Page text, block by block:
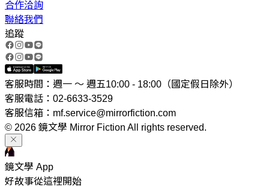
合作洽詢
聯絡我們
追蹤
客服時間：週一 ～ 週五10:00 - 18:00（國定假日除外）
客服電話：02-6633-3529
客服信箱：mf.service@mirrorfiction.com
© 2026 鏡文學 Mirror Fiction All rights reserved.
鏡文學 App
好故事從這裡開始